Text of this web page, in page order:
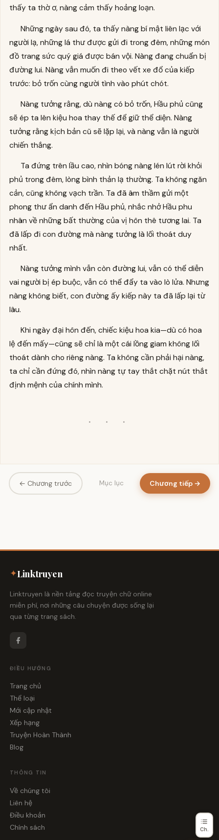
Ch.
thấy ta thờ ơ, nàng cảm thấy hoảng loạn.
Những ngày sau đó, ta thấy nàng bí mật liên lạc với
người lạ, những lá thư được gửi đi trong đêm, những món
đồ trang sức quý giá được bán vội. Nàng đang chuẩn bị
đường lui. Nàng vẫn muốn đi theo vết xe đổ của kiếp
trước: bỏ trốn cùng người tình vào phút chót.
Nàng tưởng rằng, dù nàng có bỏ trốn, Hầu phủ cũng
sẽ ép ta lên kiệu hoa thay thế để giữ thể diện. Nàng
tưởng rằng kịch bản cũ sẽ lặp lại, và nàng vẫn là người
chiến thắng.
Ta đứng trên lầu cao, nhìn bóng nàng lén lút rời khỏi
phủ trong đêm, lòng bình thản lạ thường. Ta không ngăn
cản, cũng không vạch trần. Ta đã âm thầm gửi một
phong thư ẩn danh đến Hầu phủ, nhắc nhở Hầu phu
nhân về những bất thường của vị hôn thê tương lai. Ta
đã lấp đi con đường mà nàng tưởng là lối thoát duy
nhất.
Nàng tưởng mình vẫn còn đường lui, vẫn có thể diễn
vai người bị ép buộc, vẫn có thể đẩy ta vào lò lửa. Nhưng
nàng không biết, con đường ấy kiếp này ta đã lấp lại từ
lâu.
Khi ngày đại hôn đến, chiếc kiệu hoa kia—dù có hoa
lệ đến mấy—cũng sẽ chỉ là một cái lồng giam không lối
thoát dành cho riêng nàng. Ta không cần phải hại nàng,
ta chỉ cần đứng đó, nhìn nàng tự tay thắt chặt nút thắt
định mệnh của chính mình.
· · ·
← Chương trước Mục lục Chương tiếp →
✦Linktruyen
Linktruyen là nền tảng đọc truyện chữ online
miễn phí, nơi những câu chuyện được sống lại
qua từng trang sách.
ĐIỀU HƯỚNG
Trang chủ
Thể loại
Mới cập nhật
Xếp hạng
Truyện Hoàn Thành
Blog
THÔNG TIN
Về chúng tôi
Liên hệ
Điều khoản
Chính sách